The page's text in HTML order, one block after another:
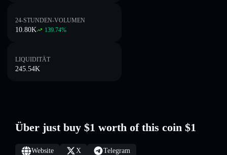
24-STUNDEN-VOLUMEN
10.80K 139.74%
LIQUIDITÄT
245.54K
Über just buy $1 worth of this coin $1
Website X Telegram